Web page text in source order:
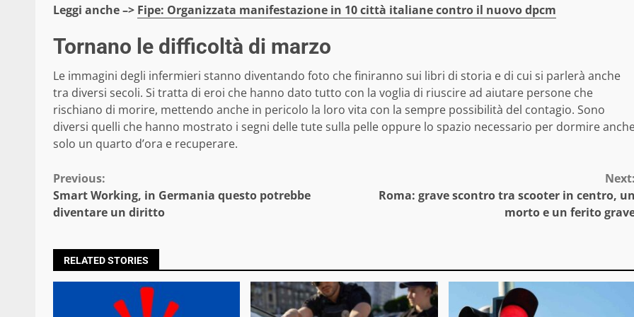
Leggi anche –> Fipe: Organizzata manifestazione in 10 città italiane contro il nuovo dpcm
Tornano le difficoltà di marzo
Le immagini degli infermieri stanno diventando foto che finiranno sui libri di storia e di cui si parlerà anche
tra diversi secoli. Si tratta di eroi che hanno dato tutto con la voglia di riuscire ad aiutare persone che
rischiano di morire, mettendo anche in pericolo la loro vita con la sempre possibilità del contagio. Sono
diversi quelli che hanno mostrato i segni delle tute sulla pelle oppure lo spazio necessario per dormire
solo un quarto d’ora e recuperare.
Continue
Reading
Previous:
Smart Working, in Germania questo potrebbe
diventare un diritto
Next:
Roma: grave scontro tra scooter in centro, un
morto e un ferito
RELATED STORIES